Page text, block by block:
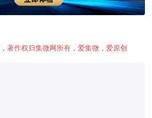
著作权归集微网所有，爱集微，爱原创